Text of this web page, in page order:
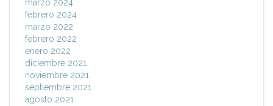
marzo 2024
febrero 2024
marzo 2022
febrero 2022
enero 2022
diciembre 2021
noviembre 2021
septiembre 2021
agosto 2021